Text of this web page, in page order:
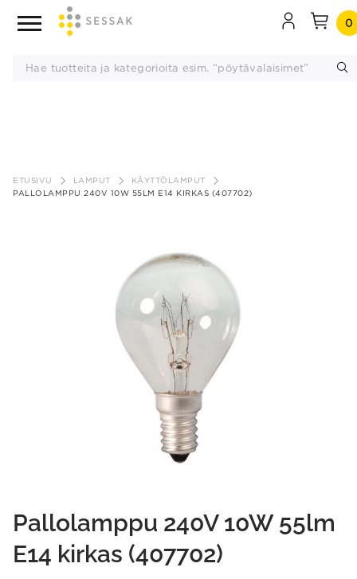
sisältöön
0
ETUSIVU LAMPUT
KÄYTTÖLAMPUT
PALLOLAMPPU 240V 10W 55LM E14 KIRKAS (407702)
Pallolamppu 240V 10W 55lm
E14 kirkas (407702)